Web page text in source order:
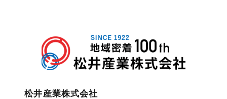
注文住宅施工事例
物件検索
2022年11月
松井産業株式会社